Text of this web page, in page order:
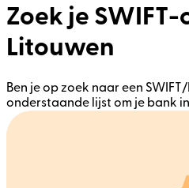
Zoek je SWIFT-
Litouwen
Ben je op zoek naar een
onderstaande lijst om je bank